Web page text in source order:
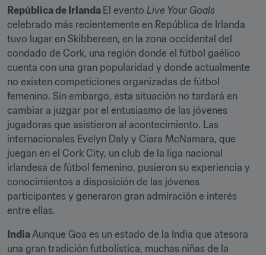
República de Irlanda El evento Live Your Goals
celebrado más recientemente en República de Irlanda
tuvo lugar en Skibbereen, en la zona occidental del
condado de Cork, una región donde el fútbol gaélico
cuenta con una gran popularidad y donde actualmente
no existen competiciones organizadas de fútbol
femenino. Sin embargo, esta situación no tardará en
cambiar a juzgar por el entusiasmo de las jóvenes
jugadoras que asistieron al acontecimiento. Las
internacionales Evelyn Daly y Ciara McNamara, que
juegan en el Cork City, un club de la liga nacional
irlandesa de fútbol femenino, pusieron su experiencia y
conocimientos a disposición de las jóvenes
participantes y generaron gran admiración e interés
entre ellas.
India Aunque Goa es un estado de la India que atesora
una gran tradición futbolística, muchas niñas de la